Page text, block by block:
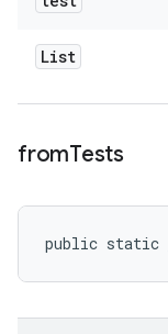
List
fromTests
public static